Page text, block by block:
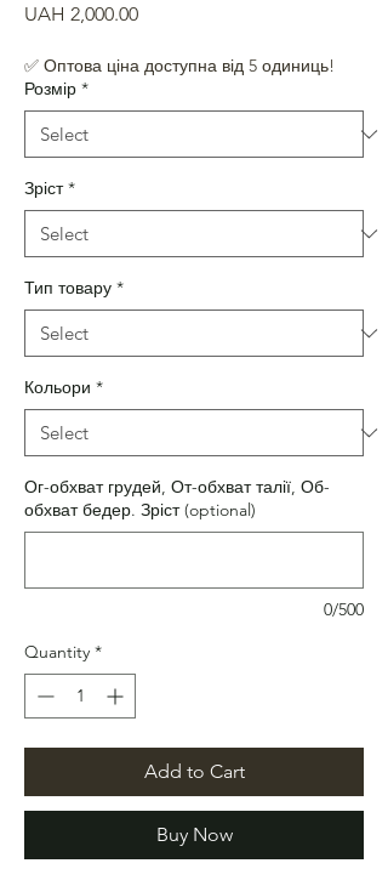
UAH 2,000.00Price
✅ Оптова ціна доступна від 5 одиниць!
Розмір *
Зріст *
Тип товару *
Кольори *
Ог-обхват грудей, От-обхват талії, Об-
обхват бедер. Зріст (optional)
0/500
Quantity *
Add to Cart
Buy Now